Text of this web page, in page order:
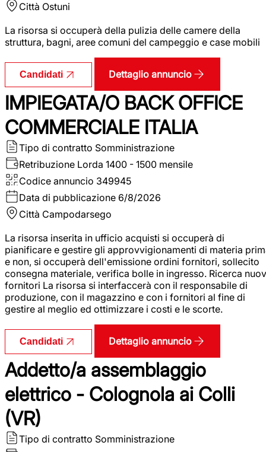
Città Ostuni
La risorsa si occuperà della pulizia delle camere della
struttura, bagni, aree comuni del campeggio e case mobili
Candidati Dettaglio annuncio
IMPIEGATA/O BACK OFFICE
COMMERCIALE ITALIA
Tipo di contratto Somministrazione
Retribuzione Lorda 1400 - 1500 mensile
Codice annuncio 349945
Data di pubblicazione 6/8/2026
Città Campodarsego
La risorsa inserita in ufficio acquisti si occuperà di
pianificare e gestire gli approvvigionamenti di materia
e non, si occuperà dell'emissione ordini fornitori, sollecito
consegna materiale, verifica bolle in ingresso. Ricerca
fornitori La risorsa si interfaccerà con il responsabile di
produzione, con il magazzino e con i fornitori al fine di
gestire al meglio ed ottimizzare i costi e le scorte.
Candidati Dettaglio annuncio
Addetto/a assemblaggio
elettrico - Colognola ai Colli
(VR)
Tipo di contratto Somministrazione